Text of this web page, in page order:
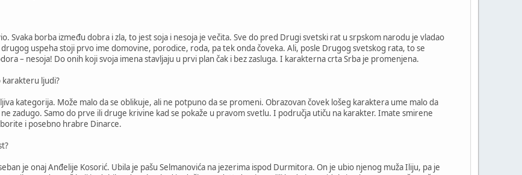
Svaka borba između dobra i zla, to jest soja i nesoja je večita. Sve do pred Drugi svetski rat u srpskom narodu je vladao
uspeha stoji prvo ime domovine, porodice, roda, pa tek onda čoveka. Ali, posle Drugog svetskog rata, to se
– nesoja! Do onih koji svoja imena stavljaju u prvi plan čak i bez zasluga. I karakterna crta Srba je promenjena.
karakteru ljudi?
kategorija. Može malo da se oblikuje, ali ne potpuno da se promeni. Obrazovan čovek lošeg karaktera ume malo da
zadugo. Samo do prve ili druge krivine kad se pokaže u pravom svetlu. I područja utiču na karakter. Imate smirene
i posebno hrabre Dinarce.
je onaj Anđelije Kosorić. Ubila je pašu Selmanovića na jezerima ispod Durmitora. On je ubio njenog muža Iliju, pa je